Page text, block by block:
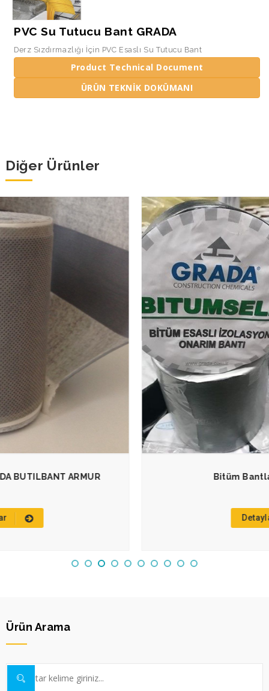
PVC Su Tutucu Bant GRADA
Derz Sızdırmazlığı İçin PVC Esaslı Su Tutucu Bant
Product Technical Document
ÜRÜN TEKNİK DOKÜMANI
Diğer Ürünler
Bitüm Bantlar BITUMSELF
Ürün Arama